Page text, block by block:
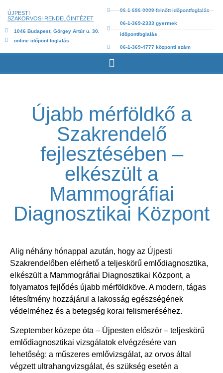
ÚJPESTI
SZAKORVOSI RENDELŐINTÉZET
1046 Budapest, Görgey Artúr u. 30.
online időpont foglalás
06-1-696-0009 felnőtt időpontfoglalás
06-1-369-2333 gyermek
időpontfoglalás
06-1-369-4777 központi szám
Újabb mérföldkő a
Szakrendelő
fejlesztésében –
elkészült a
Mammográfiai
Diagnosztikai Központ
Alig néhány hónappal azután, hogy az Újpesti
Szakrendelőben elérhető a teljeskörű emlődiagnosztika,
elkészült a Mammográfiai Diagnosztikai Központ, a
folyamatos fejlődés újabb mérföldköve. A modern, tágas
létesítmény hozzájárul a lakosság egészségének
védelméhez és a betegség korai felismeréséhez.
Szeptember közepe óta – Újpesten először – teljeskörű
emlődiagnosztikai vizsgálatok elvégzésére van
lehetőség: a műszeres emlővizsgálat, az orvos által
végzett ultrahangvizsgálat, és szükség esetén a